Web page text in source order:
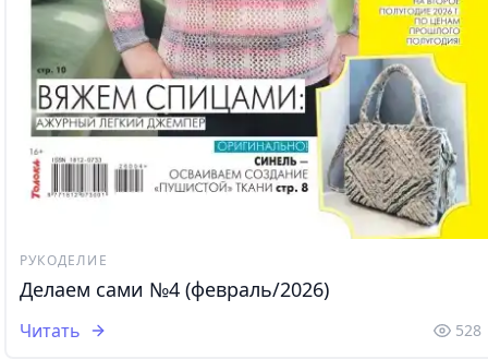
РУКОДЕЛИЕ
Делаем сами №4 (февраль/2026)
Читать 528